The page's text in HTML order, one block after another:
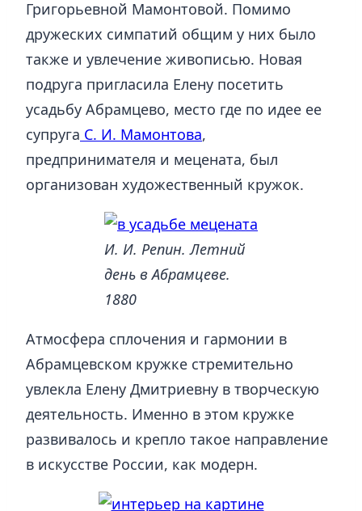
Григорьевной Мамонтовой. Помимо
дружеских симпатий общим у них было
также и увлечение живописью. Новая
подруга пригласила Елену посетить
усадьбу Абрамцево, место где по идее ее
супруга С. И. Мамонтова,
предпринимателя и мецената, был
организован художественный кружок.
И. И. Репин. Летний
день в Абрамцеве.
1880
Атмосфера сплочения и гармонии в
Абрамцевском кружке стремительно
увлекла Елену Дмитриевну в творческую
деятельность. Именно в этом кружке
развивалось и крепло такое направление
в искусстве России, как модерн.